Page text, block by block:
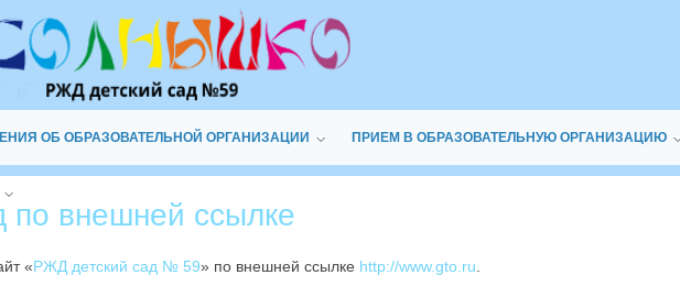
ОБ ОБРАЗОВАТЕЛЬНОЙ ОРГАНИЗАЦИИ ПРИЕМ В ОБРАЗОВАТЕЛЬНУЮ ОРГАНИЗАЦИЮ
по внешней ссылке
«РЖД детский сад № 59» по внешней ссылке http://www.gto.ru